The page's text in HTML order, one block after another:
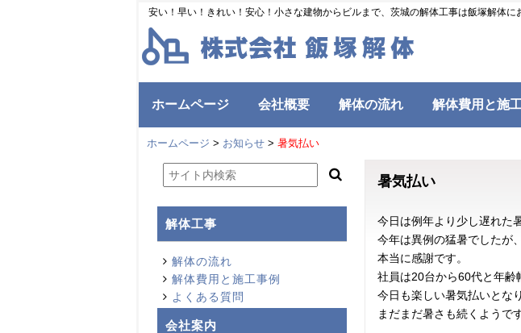
安い！早い！きれい！安心！小さな建物からビルまで、茨城の解体工事は飯塚解体に
ホームページ 会社概要 解体の流れ 解体費用と施
ホームページ > お知らせ > 暑気払い
暑気払い
今日は例年より少し遅れた
今年は異例の猛暑でしたが
本当に感謝です。
社員は20台から60代と年齢
今日も楽しい暑気払いとな
まだまだ暑さも続くようで
解体工事
解体の流れ
解体費用と施工事例
よくある質問
会社案内